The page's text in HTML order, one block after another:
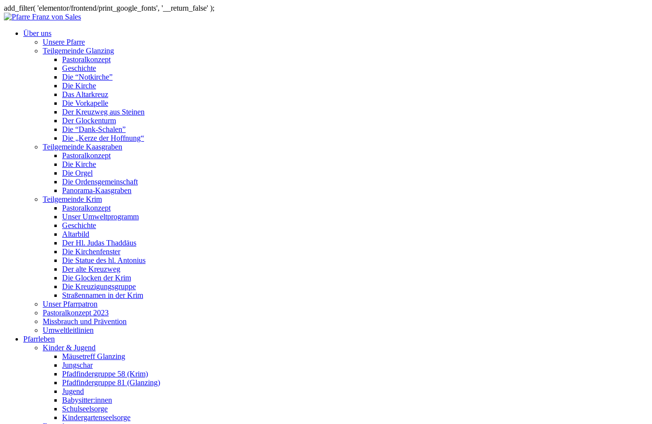
add_filter( 'elementor/frontend/print_google_fonts', '__return_false' );
Über uns
Unsere Pfarre
Teilgemeinde Glanzing
Pastoralkonzept
Geschichte
Die “Notkirche”
Die Kirche
Das Altarkreuz
Die Vorkapelle
Der Kreuzweg aus Steinen
Der Glockenturm
Die “Dank-Schalen”
Die „Kerze der Hoffnung“
Teilgemeinde Kaasgraben
Pastoralkonzept
Die Kirche
Die Orgel
Die Ordensgemeinschaft
Panorama-Kaasgraben
Teilgemeinde Krim
Pastoralkonzept
Unser Umweltprogramm
Geschichte
Altarbild
Der Hl. Judas Thaddäus
Die Kirchenfenster
Die Statue des hl. Antonius
Der alte Kreuzweg
Die Glocken der Krim
Die Kreuzigungsgruppe
Straßennamen in der Krim
Unser Pfarrpatron
Pastoralkonzept 2023
Missbrauch und Prävention
Umweltleitlinien
Pfarrleben
Kinder & Jugend
Mäusetreff Glanzing
Jungschar
Pfadfindergruppe 58 (Krim)
Pfadfindergruppe 81 (Glanzing)
Jugend
Babysitter:innen
Schulseelsorge
Kindergartenseelsorge